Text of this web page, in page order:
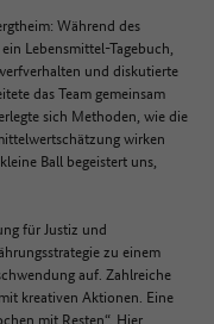
Während des
Lebensmittel-Tagebuch,
und diskutierte
das Team gemeinsam
sich Methoden, wie die
wirken
Ball begeistert uns,
für Justiz und
zu einem
auf. Zahlreiche
kreativen Aktionen. Eine
mit Resten“. Hier